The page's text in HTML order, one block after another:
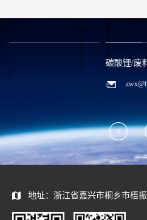
地址：浙江省嘉兴市桐乡市梧